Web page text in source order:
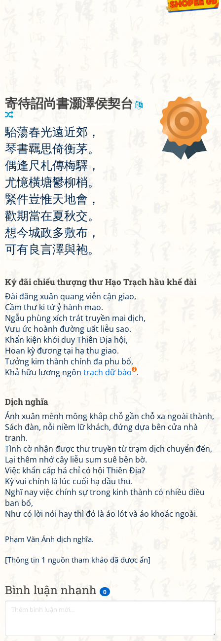
Bình luận nhanh 0
寄待詔尚書灝澤侯契台
駘蕩春光遠近郊 ，
琴書羈思倚衡茅。
偶逢尺札傳梅驛 ，
尤憶橫塘鬱柳梢。
緊件豈惟天地會 ，
歡期當在夏秋交。
想今城政多敷布 ，
可有良言澤與袍。
Ký đãi chiếu thượng thư Hạo Trạch hầu khế đài
Đài đãng xuân quang viễn cận giao,
Cầm thư ki tứ ỷ hành mao.
Ngẫu phùng xích trát truyền mai dịch,
Vưu ức hoành đường uất liễu sao.
Khẩn kiện khởi duy Thiên Địa hội,
Hoan kỳ đương tại hạ thu giao.
Tưởng kim thành chính đa phu bố,
Khả hữu lương ngôn trạch dữ bào .
Dịch nghĩa
Ánh xuân mênh mông khắp chỗ gần chỗ xa ngoài thành,
Sách đàn, nỗi niềm lữ khách, đứng dựa bên cửa nhà
tranh.
Tình cờ nhận được thư truyền từ trạm dịch chuyển đến,
Lại thêm nhớ cây liễu sum suê bên bờ.
Việc khẩn cấp há chỉ có hội Thiên Địa?
Kỳ vui chính là lúc cuối hạ đầu thu.
Nghĩ nay việc chính sự trong kinh thành có nhiều điều
ban bố,
Như có lời nói hay thì đó là áo lót và áo khoác ngoài.
Phạm Văn Ánh dịch nghĩa.
[Thông tin 1 nguồn tham khảo đã được ẩn]